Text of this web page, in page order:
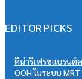
EDITOR PICKS
ดีน่ารีเฟรชแบรนด์
OOH ในระบบ